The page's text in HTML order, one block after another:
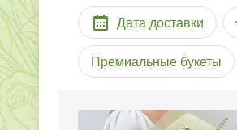
Дата доставки
Премиальные букеты